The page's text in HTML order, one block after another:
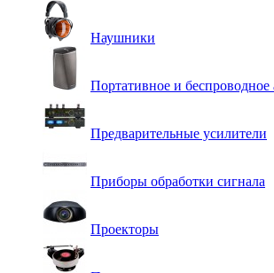
Наушники
Портативное и беспроводное
Предварительные усилители
Приборы обработки сигнала
Проекторы